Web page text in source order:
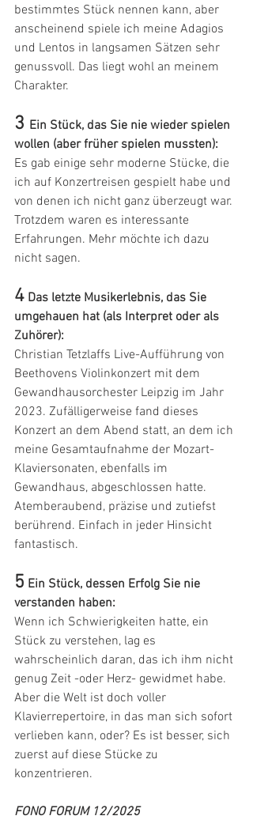
bestimmtes Stück nennen kann, aber
anscheinend spiele ich meine Adagios
und Lentos in langsamen Sätzen sehr
genussvoll. Das liegt wohl an meinem
Charakter.
3 Ein Stück, das Sie nie wieder spielen
wollen (aber früher spielen mussten):
Es gab einige sehr moderne Stücke, die
ich auf Konzertreisen gespielt habe und
von denen ich nicht ganz überzeugt war.
Trotzdem waren es interessante
Erfahrungen. Mehr möchte ich dazu
nicht sagen.
4 Das letzte Musikerlebnis, das Sie
umgehauen hat (als Interpret oder als
Zuhörer):
Christian Tetzlaffs Live-Aufführung von
Beethovens Violinkonzert mit dem
Gewandhausorchester Leipzig im Jahr
2023. Zufälligerweise fand dieses
Konzert an dem Abend statt, an dem ich
meine Gesamtaufnahme der Mozart-
Klaviersonaten, ebenfalls im
Gewandhaus, abgeschlossen hatte.
Atemberaubend, präzise und zutiefst
berührend. Einfach in jeder Hinsicht
fantastisch.
5 Ein Stück, dessen Erfolg Sie nie
verstanden haben:
Wenn ich Schwierigkeiten hatte, ein
Stück zu verstehen, lag es
wahrscheinlich daran, das ich ihm nicht
genug Zeit -oder Herz- gewidmet habe.
Aber die Welt ist doch voller
Klavierrepertoire, in das man sich sofort
verlieben kann, oder? Es ist besser, sich
zuerst auf diese Stücke zu
konzentrieren.
FONO FORUM 12/2025